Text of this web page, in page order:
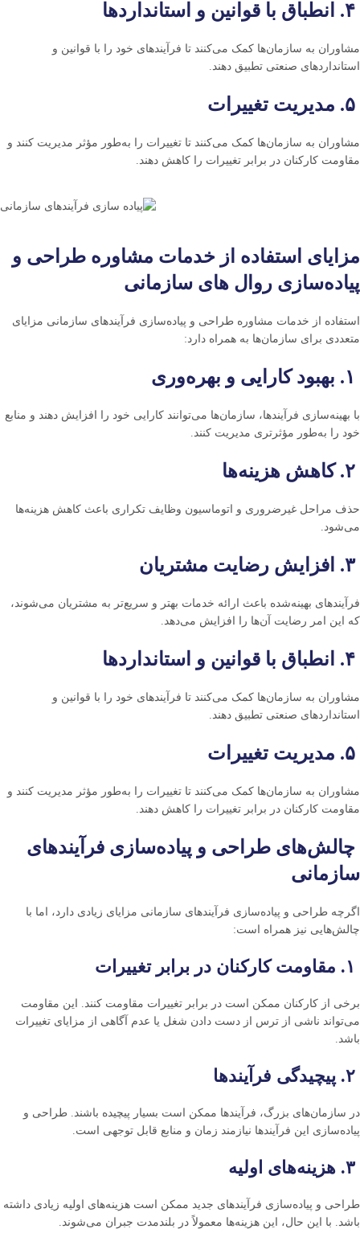
مشاوران به سازمان‌ها کمک می‌کنند تا فرآیندهای خود را با قوانین و
استانداردهای صنعتی تطبیق دهند.
مشاوران به سازمان‌ها کمک می‌کنند تا تغییرات را به‌طور مؤثر مدیریت کنند و
مقاومت کارکنان در برابر تغییرات را کاهش دهند.
مزایای استفاده از خدمات مشاوره طراحی و
پیاده‌سازی روال های سازمانی
استفاده از خدمات مشاوره طراحی و پیاده‌سازی فرآیندهای سازمانی مزایای
متعددی برای سازمان‌ها به همراه دارد:
با بهینه‌سازی فرآیندها، سازمان‌ها می‌توانند کارایی خود را افزایش دهند و منابع
خود را به‌طور مؤثرتری مدیریت کنند.
حذف مراحل غیرضروری و اتوماسیون وظایف تکراری باعث کاهش هزینه‌ها
می‌شود.
۳. افزایش رضایت مشتریان
فرآیندهای بهینه‌شده باعث ارائه خدمات بهتر و سریع‌تر به مشتریان می‌شوند،
که این امر رضایت آن‌ها را افزایش می‌دهد.
مشاوران به سازمان‌ها کمک می‌کنند تا فرآیندهای خود را با قوانین و
استانداردهای صنعتی تطبیق دهند.
مشاوران به سازمان‌ها کمک می‌کنند تا تغییرات را به‌طور مؤثر مدیریت کنند و
مقاومت کارکنان در برابر تغییرات را کاهش دهند.
چالش‌های طراحی و پیاده‌سازی فرآیندهای
سازمانی
اگرچه طراحی و پیاده‌سازی فرآیندهای سازمانی مزایای زیادی دارد، اما با
چالش‌هایی نیز همراه است:
برخی از کارکنان ممکن است در برابر تغییرات مقاومت کنند. این مقاومت
می‌تواند ناشی از ترس از دست دادن شغل یا عدم آگاهی از مزایای تغییرات
باشد.
در سازمان‌های بزرگ، فرآیندها ممکن است بسیار پیچیده باشند. طراحی و
پیاده‌سازی این فرآیندها نیازمند زمان و منابع قابل توجهی است.
طراحی و پیاده‌سازی فرآیندهای جدید ممکن است هزینه‌های اولیه زیادی داشته
باشد. با این حال، این هزینه‌ها معمولاً در بلندمدت جبران می‌شوند.